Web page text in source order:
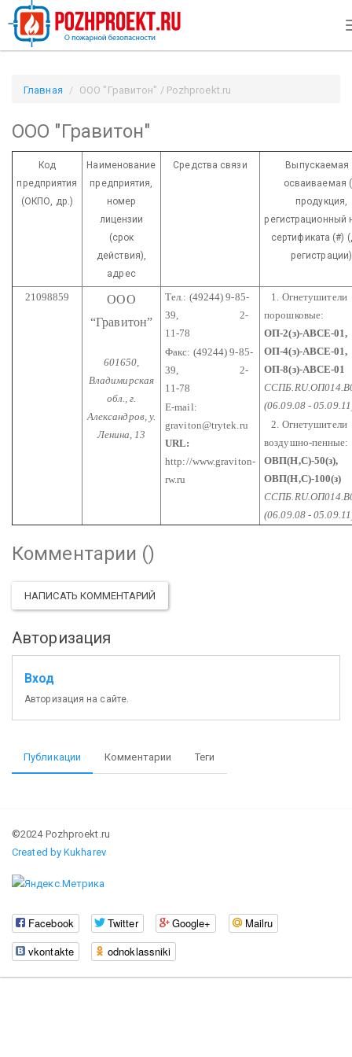
Главная ООО "Гравитон" / Pozhproekt.ru
ООО "Гравитон"
Код
предприятия
(ОКПО, др.)
Наименование
предприятия,
номер
лицензии
(срок
действия),
адрес
Средства связи
Выпускаемая
осваиваемая
продукция,
регистрационный
сертификата (#)
регистрации)
21098859
ООО
“Гравитон”
601650,
Владимирская
обл.,г.
Александров, у.
Ленина, 13
Тел.: (49244) 9-85-
39,
2-
11-78
Факс: (49244) 9-85-
39,
2-
11-78
E-mail:
graviton@trytek.ru
URL:
http://www.graviton-
rw.ru
1. Огнетушители
порошковые:
ОП-2(з)-АВСЕ-01,
ОП-4(з)-АВСЕ-01,
ОП-8(з)-АВСЕ-01
(06.09.08 -
2. Огнетушители
воздушно-пенные:
ОВП(Н,С)-50(з),
ОВП(Н,С)-100(з)
(06.09.08 -
Комментарии ()
НАПИСАТЬ КОММЕНТАРИЙ
Авторизация
Вход
Авторизация на сайте.
Публикации Комментарии Теги
©2024 Pozhproekt.ru
Created by Kukharev
Facebook Twitter Google+
Mailru
vkontakte
odnoklassniki